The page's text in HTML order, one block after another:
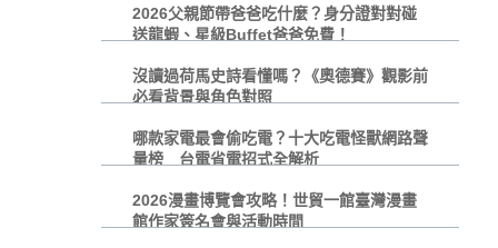
2026父親節帶爸爸吃什麼？身分證對對碰
送龍蝦、星級Buffet爸爸免費！
沒讀過荷馬史詩看懂嗎？《奧德賽》觀影前
必看背景與角色對照
哪款家電最會偷吃電？十大吃電怪獸網路聲
量榜 台電省電招式全解析
2026漫畫博覽會攻略！世貿一館臺灣漫畫
館作家簽名會與活動時間